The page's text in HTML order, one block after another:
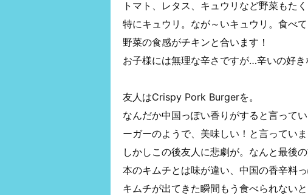
トマト、レタス、キュウリなど野菜もた
特にキュウリ。なが～いキュウリ。食べて
野菜の食感がチキンと合います！
お子様には無理な辛さですが…辛いの好き
友人はCrispy Pork Burgerを。
なんだか中国っぽい香りがすると言って
ーガーのようで、美味しい！と言っていま
しかしこの後友人に悲劇が。なんと最後
本のキムチとは味が違い、中国の香辛料
キムチが出てきた瞬間もう食べられないと